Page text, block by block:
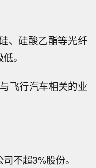
、硅酸乙酯等光纤
。
飞行汽车相关的业
不超3%股份。